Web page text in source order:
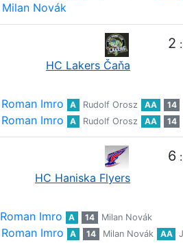
Milan Novák
HC Lakers Čaňa
2 :
Roman Imro A Rudolf Orosz AA 14
Roman Imro A Rudolf Orosz AA 14
HC Haniska Flyers
6 :
Roman Imro A 14
Milan Novák
Roman Imro A 14 Milan Novák AA